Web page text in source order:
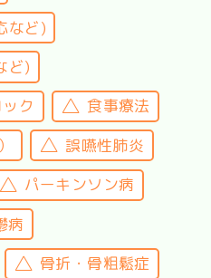
など)
ど)
ク
食事療法
誤嚥性肺炎
パーキンソン病
病
骨折・骨粗鬆症